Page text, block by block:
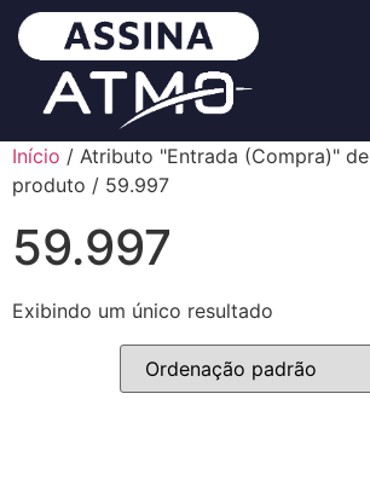
Início / Atributo "Entrada (Compra)" de
produto / 59.997
59.997
Exibindo um único resultado